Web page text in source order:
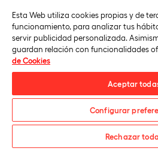
2
Una vez revisada la
se pondrá en contacto contigo.
Esta Web utiliza cookies propias y de
funcionamiento, para analizar tus
servir publicidad personalizada.
guardan relación con funcionalidades
de Cookies
Aceptar
Configurar
Rechazar